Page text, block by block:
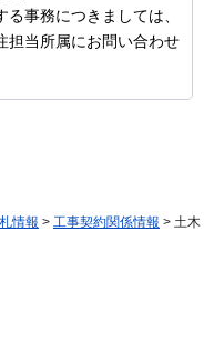
事務につきましては、
担当所属にお問い合わせ
情報 > 工事契約関係情報 > 土木